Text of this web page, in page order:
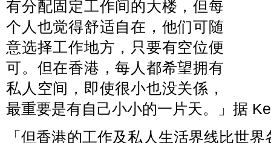
有分配固定工作间的大楼，但每
个人也觉得舒适自在，他们可随
意选择工作地方，只要有空位便
可。但在香港，每人都希望拥有
私人空间，即使很小也没关係，
最重要是有自己小小的一片天。」据
「但香港的工作及私人生活界线比世